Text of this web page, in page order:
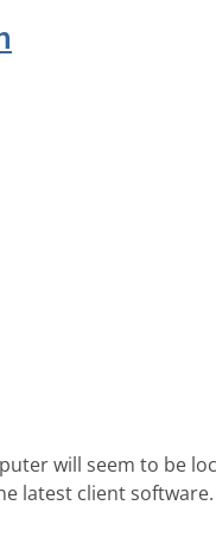
will seem to be
latest client